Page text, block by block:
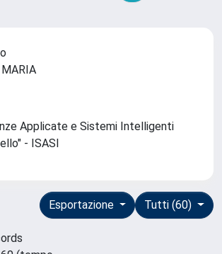
MARIA
Applicate e Sistemi Intelligenti
- ISASI
Tutti (60)
Esportazione